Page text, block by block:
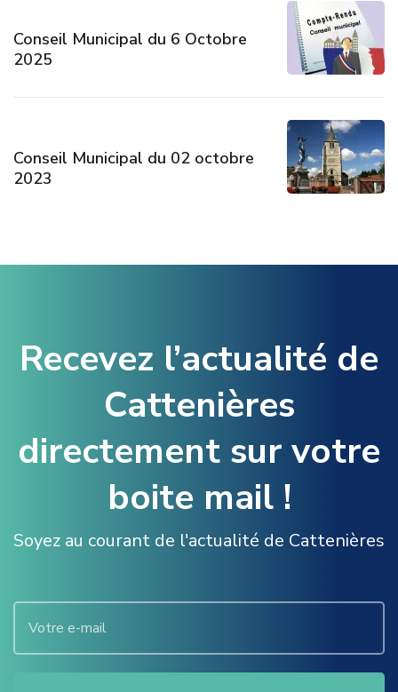
Conseil Municipal du 6 Octobre
2025
Conseil Municipal du 02 octobre
2023
Recevez l’actualité de
Cattenières
directement sur votre
boite mail !
Soyez au courant de l'actualité de Cattenières